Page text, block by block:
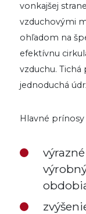
vonkajšej
vzduchovými
ohľadom na
efektívnu
vzduchu.
jednoduchá
Hlavné